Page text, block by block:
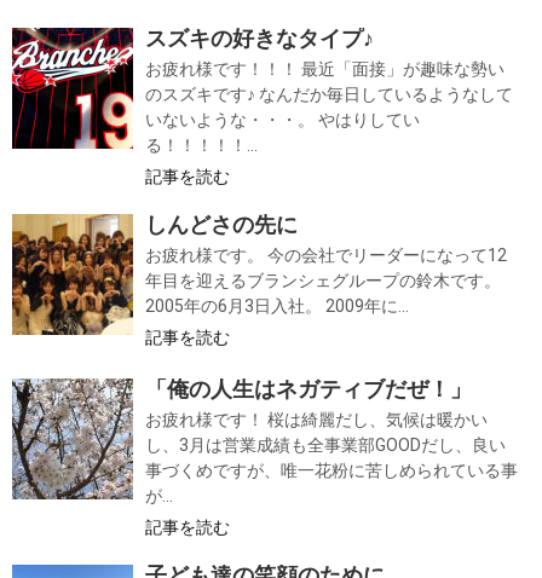
スズキの好きなタイプ♪
お疲れ様です！！！ 最近「面接」が趣味な勢い
のスズキです♪ なんだか毎日しているようなして
いないような・・・。 やはりしてい
る！！！！！...
記事を読む
しんどさの先に
お疲れ様です。 今の会社でリーダーになって12
年目を迎えるブランシェグループの鈴木です。
2005年の6月3日入社。 2009年に...
記事を読む
「俺の人生はネガティブだぜ！」
お疲れ様です！ 桜は綺麗だし、気候は暖かい
し、3月は営業成績も全事業部GOODだし、良い
事づくめですが、唯一花粉に苦しめられている事
が...
記事を読む